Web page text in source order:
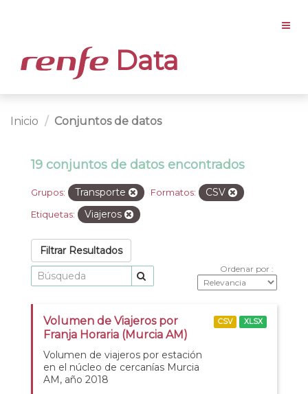
Data
Inicio Conjuntos de datos
19 conjuntos de datos encontrados
Grupos: Transporte Formatos: CSV
Etiquetas: Viajeros
Filtrar Resultados
Ordenar por
Volumen de Viajeros por
Franja Horaria (Murcia AM)
Volumen de viajeros por estación
en el núcleo de cercanías Murcia
AM, año 2018
CSV XLSX